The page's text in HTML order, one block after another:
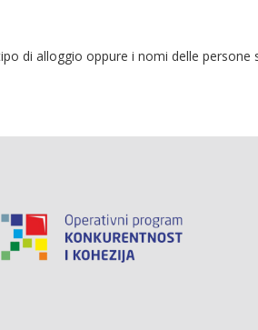
di alloggio oppure i nomi delle persone